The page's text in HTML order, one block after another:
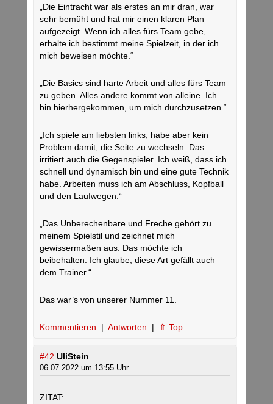
„Die Eintracht war als erstes an mir dran, war
sehr bemüht und hat mir einen klaren Plan
aufgezeigt. Wenn ich alles fürs Team gebe,
erhalte ich bestimmt meine Spielzeit, in der ich
mich beweisen möchte.“
„Die Basics sind harte Arbeit und alles fürs Team
zu geben. Alles andere kommt von alleine. Ich
bin hierhergekommen, um mich durchzusetzen.“
„Ich spiele am liebsten links, habe aber kein
Problem damit, die Seite zu wechseln. Das
irritiert auch die Gegenspieler. Ich weiß, dass ich
schnell und dynamisch bin und eine gute Technik
habe. Arbeiten muss ich am Abschluss, Kopfball
und den Laufwegen.“
„Das Unberechenbare und Freche gehört zu
meinem Spielstil und zeichnet mich
gewissermaßen aus. Das möchte ich
beibehalten. Ich glaube, diese Art gefällt auch
dem Trainer.“
Das war’s von unserer Nummer 11.
Kommentieren | Antworten | ⇑ Top
#42 UliStein
06.07.2022 um 13:55 Uhr
ZITAT: